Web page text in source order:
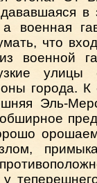
в
военная
что
военной
улицы
города. К
Эль-